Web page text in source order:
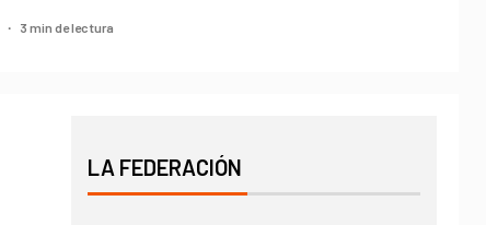
3 min de lectura
LA FEDERACIÓN